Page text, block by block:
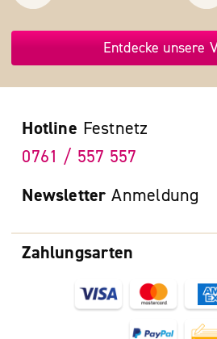
Entdecke unsere
Zahlungsarten
Hotline Festnetz
0761 / 557 557
Newsletter Anmeldung